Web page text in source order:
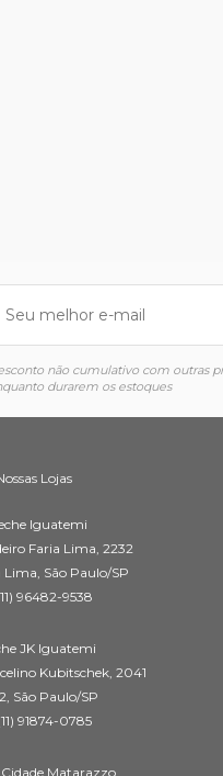
não cumulativo com outras
durarem os estoques
Lojas
Iguatemi
Faria Lima, 2232
Lima, São Paulo/SP
96482-9538
JK Iguatemi
Kubitschek, 2041
São Paulo/SP
91874-0785
Cidade Matarazzo